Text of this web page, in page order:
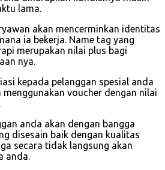
lama.
akan mencerminkan identitas
ia bekerja. Name tag yang
merupakan nilai plus bagi
nya.
kepada pelanggan spesial anda
voucher dengan nilai
anda akan dengan bangga
disesain baik dengan kualitas
secara tidak langsung akan
anda.